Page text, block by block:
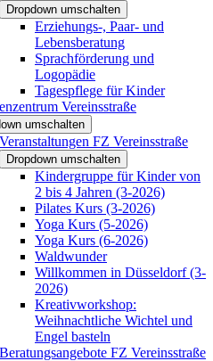
Dropdown umschalten
Erziehungs-, Paar- und
Lebensberatung
Sprachförderung und
Logopädie
Tagespflege für Kinder
Vereinsstraße
umschalten
Veranstaltungen FZ Vereinsstraße
Dropdown umschalten
Kindergruppe für Kinder von
2 bis 4 Jahren (3-2026)
Pilates Kurs (3-2026)
Yoga Kurs (5-2026)
Yoga Kurs (6-2026)
Waldwunder
Willkommen in Düsseldorf (3-
2026)
Kreativworkshop:
Weihnachtliche Wichtel und
Engel basteln
Beratungsangebote FZ Vereinsstraße